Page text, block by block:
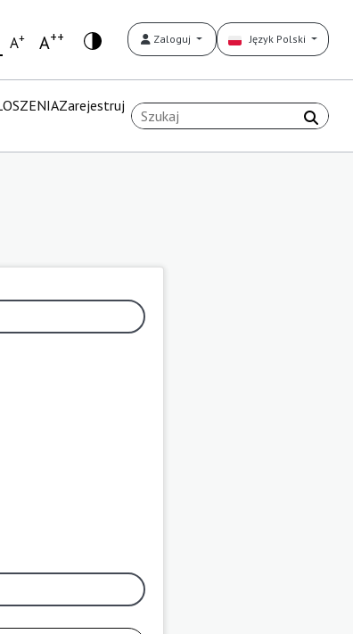
A+ A++ Zaloguj Język Polski
Zarejestruj